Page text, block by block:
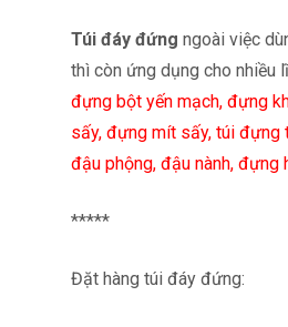
Túi đáy đứng ngoài việc
thì còn ứng dụng cho nhiều
đựng bột yến mạch, đựng
sấy, đựng mít sấy, túi đựng
đậu phộng, đậu nành, đựng
*****
Đặt hàng túi đáy đứng: